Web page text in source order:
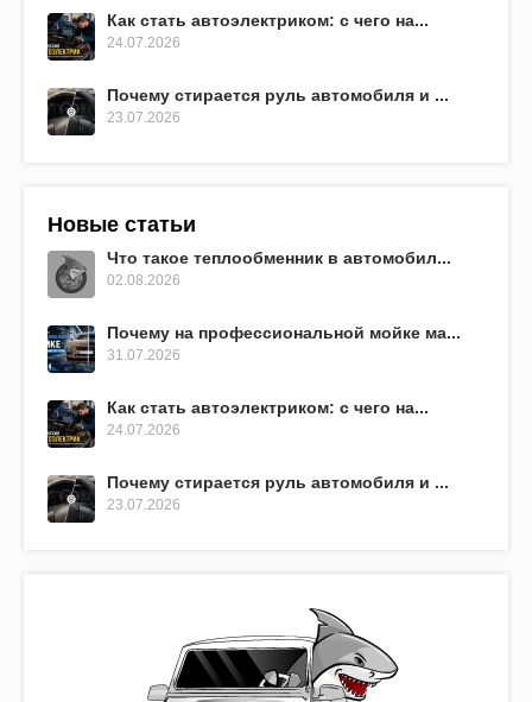
Как стать автоэлектриком: с чего на...
24.07.2026
Почему стирается руль автомобиля и ...
23.07.2026
Новые статьи
Что такое теплообменник в автомобил...
02.08.2026
Почему на профессиональной мойке ма...
31.07.2026
Как стать автоэлектриком: с чего на...
24.07.2026
Почему стирается руль автомобиля и ...
23.07.2026